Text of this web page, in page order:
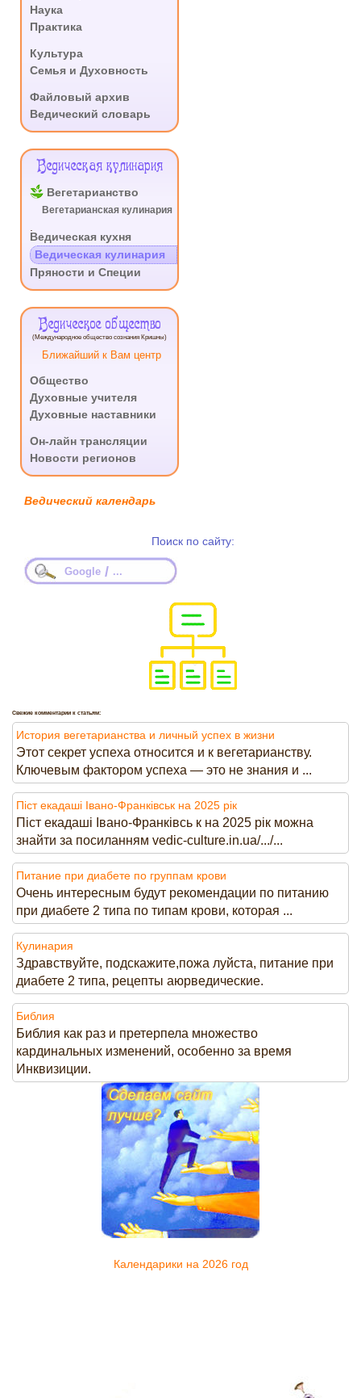
Наука
Практика
Культура
Семья и Духовность
Файловый архив
Ведический словарь
Ведическая кулинария
Вегетарианство
Вегетарианская кулинария
Ведическая кухня
Ведическая кулинария
Пряности и Специи
Ведическое общество
(Международное общество сознания Кришны)
Ближайший к Вам центр
Общество
Духовные учителя
Духовные наставники
Он-лайн трансляции
Новости регионов
Ведический календарь
Поиск по сайту:
Google / ...
Свежие комментарии к статьям:
История вегетарианства и личный успех в жизни
Этот секрет успеха относится и к вегетарианству.
Ключевым фактором успеха — это не знания и ...
Піст екадаші Івано-Франківськ на 2025 рік
Піст екадаші Івано-Франківсь к на 2025 рік можна
знайти за посиланням vedic-culture.in.ua/.../...
Питание при диабете по группам крови
Очень интересным будут рекомендации по питанию
при диабете 2 типа по типам крови, которая ...
Кулинария
Здравствуйте, подскажите,пожа луйста, питание при
диабете 2 типа, рецепты аюрведические.
Библия
Библия как раз и претерпела множество
кардинальных изменений, особенно за время
Инквизиции.
Календарики на 2026 год